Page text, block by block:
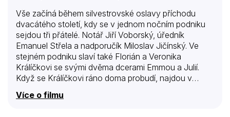
Vše začíná během silvestrovské oslavy příchodu
dvacátého století, kdy se v jednom nočním podniku
sejdou tři přátelé. Notář Jiří Voborský, úředník
Emanuel Střela a nadporučík Miloslav Jičínský. Ve
stejném podniku slaví také Florián a Veronika
Králíčkovi se svými dvěma dcerami Emmou a Julií.
Když se Králíčkovi ráno doma probudí, najdou v
prohlásí, že notář tím kompromitoval jejich dceru a
Více o filmu